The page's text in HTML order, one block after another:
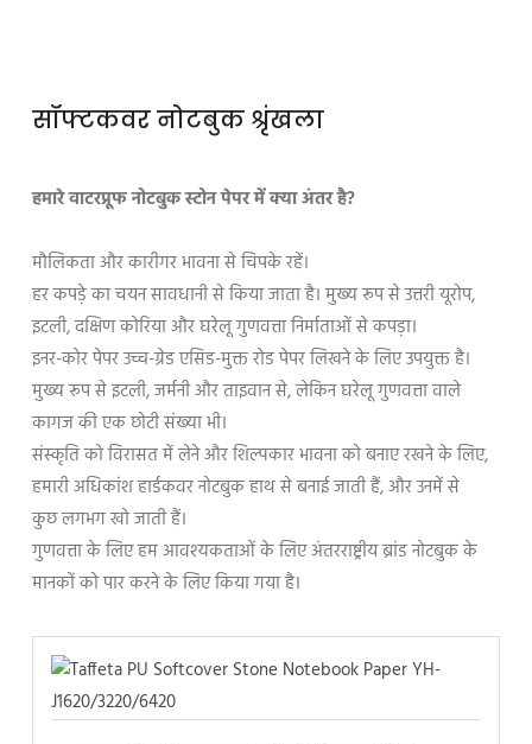
सॉफ्टकवर नोटबुक श्रृंखला
हमारे वाटरप्रूफ नोटबुक स्टोन पेपर में क्या अंतर है?
मौलिकता और कारीगर भावना से चिपके रहें।
हर कपड़े का चयन सावधानी से किया जाता है। मुख्य रूप से उत्तरी यूरोप,
इटली, दक्षिण कोरिया और घरेलू गुणवत्ता निर्माताओं से कपड़ा।
इनर-कोर पेपर उच्च-ग्रेड एसिड-मुक्त रोड पेपर लिखने के लिए उपयुक्त है।
मुख्य रूप से इटली, जर्मनी और ताइवान से, लेकिन घरेलू गुणवत्ता वाले
कागज की एक छोटी संख्या भी।
संस्कृति को विरासत में लेने और शिल्पकार भावना को बनाए रखने के लिए,
हमारी अधिकांश हार्डकवर नोटबुक हाथ से बनाई जाती हैं, और उनमें से
कुछ लगभग खो जाती हैं।
गुणवत्ता के लिए हम आवश्यकताओं के लिए अंतरराष्ट्रीय ब्रांड नोटबुक के
मानकों को पार करने के लिए किया गया है।